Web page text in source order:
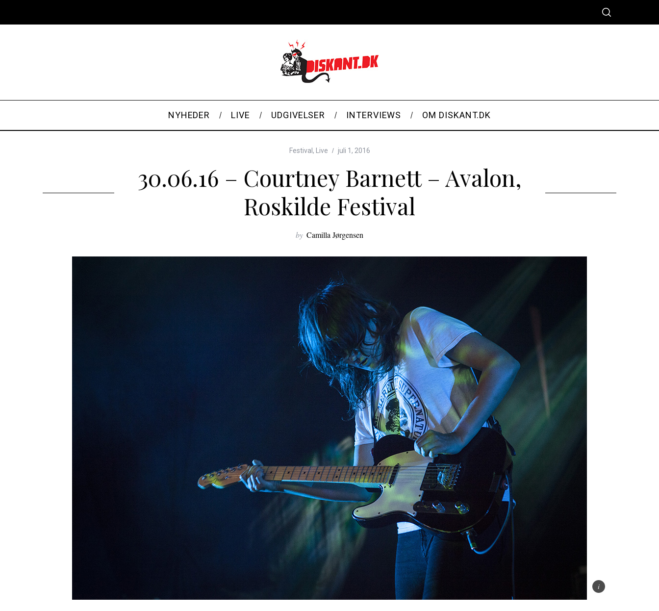
NYHEDER LIVE UDGIVELSER INTERVIEWS OM DISKANT.DK
Festival , Live juli 1, 2016
30.06.16 – Courtney Barnett – Avalon,
Roskilde Festival
by Camilla Jørgensen